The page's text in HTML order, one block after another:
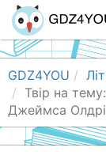
GDZ4YOU
Твір на
Джеймса